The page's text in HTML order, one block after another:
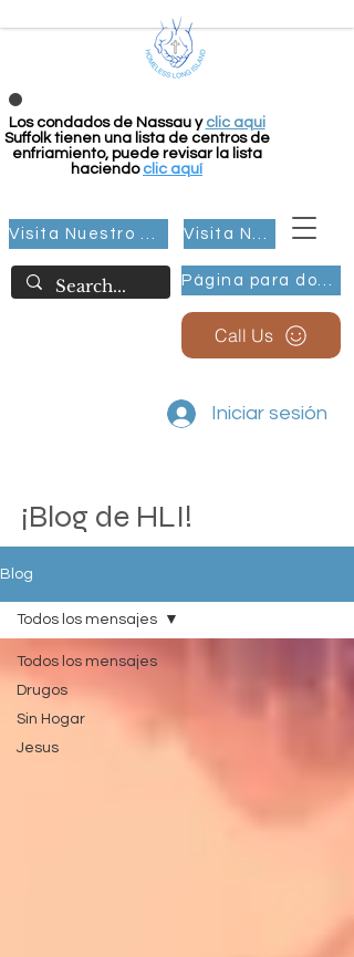
Los condados de Nassau y clic aqui
Suffolk tienen una lista de centros de
enfriamiento, puede revisar la lista
haciendo clic aquí
Página para donar
Visita Nuestro Grupo Visita Nuestro Grupo
Call Us
Iniciar sesión
¡Blog de HLI!
Blog
Todos los mensajes
Drugos
Sin Hogar
Jesus
Todos los mensajes